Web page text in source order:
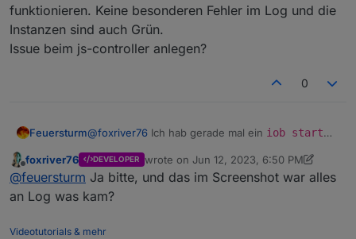
funktionieren. Keine besonderen Fehler im Log und die
Instanzen sind auch Grün.
Issue beim js-controller anlegen?
0
Feuersturm@foxriver76 Ich hab gerade mal ein iob start
funktionieren. Keine besonderen Fehler im Log
und die Instanzen sind auch Grün.
Issue beim js-controller anlegen?
Offline
foxriver76 DEVELOPER wrote on Jun 12, 2023, 6:50 PM
last edited by foxriver76Jun 12, 2023,
@feuersturm Ja bitte, und das im Screenshot war alles
an Log was kam?
Videotutorials & mehr